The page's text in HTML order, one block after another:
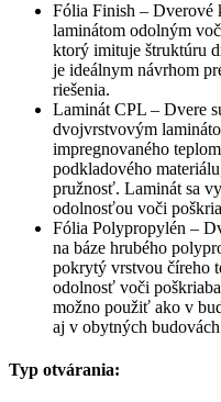
Fólia Finish – Dverové
laminátom odolným
ktorý imituje štruktúru
je ideálnym návrhom
riešenia.
Laminát CPL – Dvere
dvojvrstvovým
impregnovaného
podkladového
pružnosť. Laminát sa
odolnosťou voči
Fólia Polypropylén –
na báze hrubého
pokrytý vrstvou číreho
odolnosť voči
možno použiť ako v
aj v obytných
Typ otvárania: